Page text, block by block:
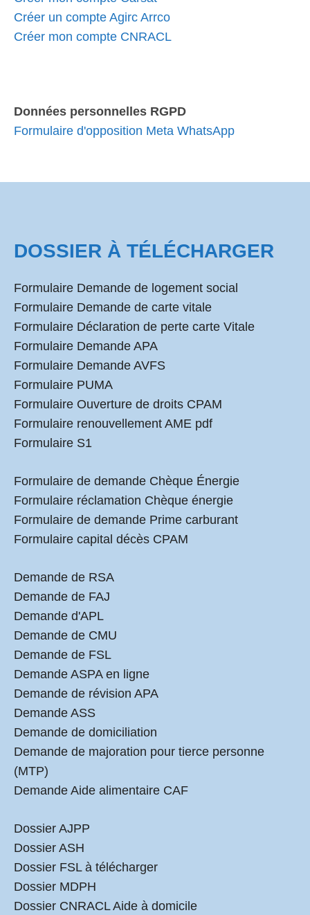
Créer un compte Agirc Arrco
Créer mon compte CNRACL
Données personnelles RGPD
Formulaire d'opposition Meta WhatsApp
DOSSIER À TÉLÉCHARGER
Formulaire Demande de logement social
Formulaire Demande de carte vitale
Formulaire Déclaration de perte carte Vitale
Formulaire Demande APA
Formulaire Demande AVFS
Formulaire PUMA
Formulaire Ouverture de droits CPAM
Formulaire renouvellement AME pdf
Formulaire S1
Formulaire de demande Chèque Énergie
Formulaire réclamation Chèque énergie
Formulaire de demande Prime carburant
Formulaire capital décès CPAM
Demande de RSA
Demande de FAJ
Demande d'APL
Demande de CMU
Demande de FSL
Demande ASPA en ligne
Demande de révision APA
Demande ASS
Demande de domiciliation
Demande de majoration pour tierce personne
(MTP)
Demande Aide alimentaire CAF
Dossier AJPP
Dossier ASH
Dossier FSL à télécharger
Dossier MDPH
Dossier CNRACL Aide à domicile